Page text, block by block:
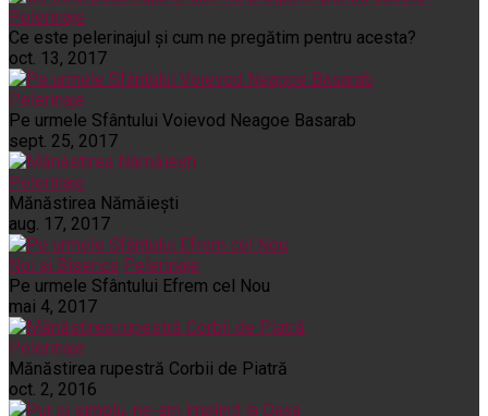
Pelerinaje
Ce este pelerinajul şi cum ne pregătim pentru acesta?
oct. 13, 2017
Pelerinaje
Pe urmele Sfântului Voievod Neagoe Basarab
sept. 25, 2017
Pelerinaje
Mănăstirea Nămăiești
aug. 17, 2017
Noi și Biserica Pelerinaje
Pe urmele Sfântului Efrem cel Nou
mai 4, 2017
Pelerinaje
Mănăstirea rupestră Corbii de Piatră
oct. 2, 2016